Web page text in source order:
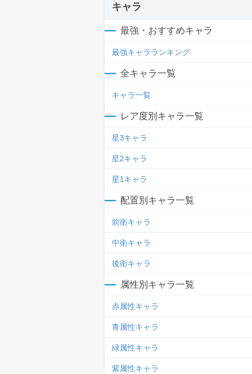
キャラ
最強・おすすめキャラ
最強キャラランキング
全キャラ一覧
キャラ一覧
レア度別キャラ一覧
星3キャラ
星2キャラ
星1キャラ
配置別キャラ一覧
前衛キャラ
中衛キャラ
後衛キャラ
属性別キャラ一覧
赤属性キャラ
青属性キャラ
緑属性キャラ
紫属性キャラ